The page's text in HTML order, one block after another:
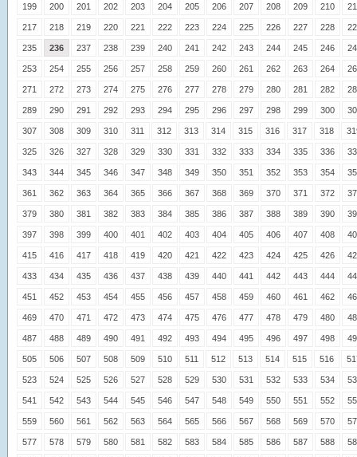
199 200 201 202 203 204 205 206 207 208 209 210
217 218 219 220 221 222 223 224 225 226 227 228
235 236 237 238 239 240 241 242 243 244 245 246
253 254 255 256 257 258 259 260 261 262 263 264
271 272 273 274 275 276 277 278 279 280 281 282
289 290 291 292 293 294 295 296 297 298 299 300
307 308 309 310 311 312 313 314 315 316 317 318
325 326 327 328 329 330 331 332 333 334 335 336
343 344 345 346 347 348 349 350 351 352 353 354
361 362 363 364 365 366 367 368 369 370 371 372
379 380 381 382 383 384 385 386 387 388 389 390
397 398 399 400 401 402 403 404 405 406 407 408
415 416 417 418 419 420 421 422 423 424 425 426
433 434 435 436 437 438 439 440 441 442 443 444
451 452 453 454 455 456 457 458 459 460 461 462
469 470 471 472 473 474 475 476 477 478 479 480
487 488 489 490 491 492 493 494 495 496 497 498
505 506 507 508 509 510 511 512 513 514 515 516
523 524 525 526 527 528 529 530 531 532 533 534
541 542 543 544 545 546 547 548 549 550 551 552
559 560 561 562 563 564 565 566 567 568 569 570
577 578 579 580 581 582 583 584 585 586 587 588